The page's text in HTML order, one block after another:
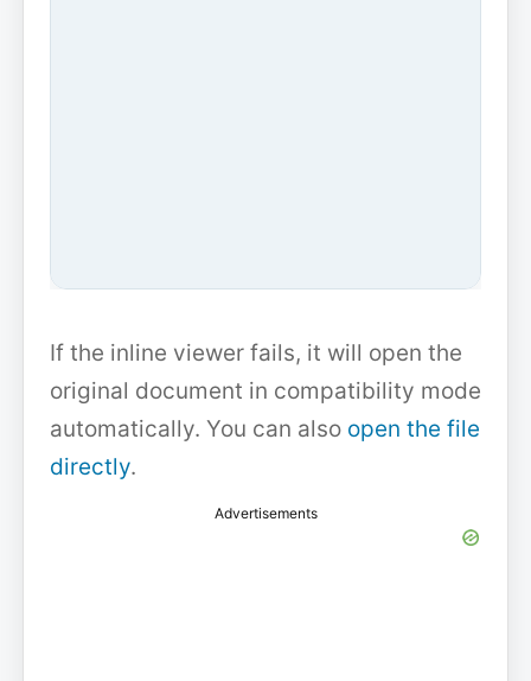
If the inline viewer fails, it will open the
original document in compatibility mode
automatically. You can also open the file
directly.
Advertisements